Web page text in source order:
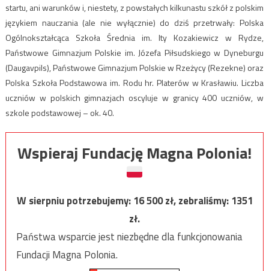
startu, ani warunków i, niestety, z powstałych kilkunastu szkół z polskim
językiem nauczania (ale nie wyłącznie) do dziś przetrwały: Polska
Ogólnokształcąca Szkoła Średnia im. Ity Kozakiewicz w Rydze,
Państwowe Gimnazjum Polskie im. Józefa Piłsudskiego w Dyneburgu
(Daugavpils), Państwowe Gimnazjum Polskie w Rzeżycy (Rezekne) oraz
Polska Szkoła Podstawowa im. Rodu hr. Platerów w Krasławiu. Liczba
uczniów w polskich gimnazjach oscyluje w granicy 400 uczniów, w
szkole podstawowej – ok. 40.
Wspieraj Fundację Magna Polonia!
W sierpniu potrzebujemy:16 500zł, zebraliśmy:1351
zł.
Państwa wsparcie jest niezbędne dla funkcjonowania
Fundacji Magna Polonia.